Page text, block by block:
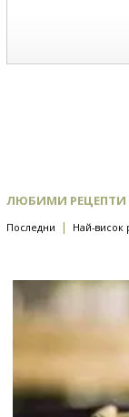
ЛЮБИМИ РЕЦЕПТИ
Последни | Най-висок